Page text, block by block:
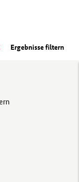
Ergebnisse filtern